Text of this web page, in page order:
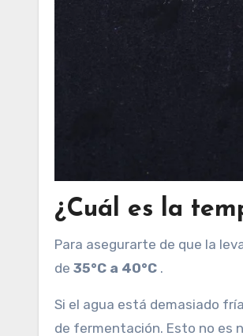
¿Cuál es la
Para asegurarte de que la
de 35°C a 40°C .
Si el agua está demasiado
de fermentación. Esto no es